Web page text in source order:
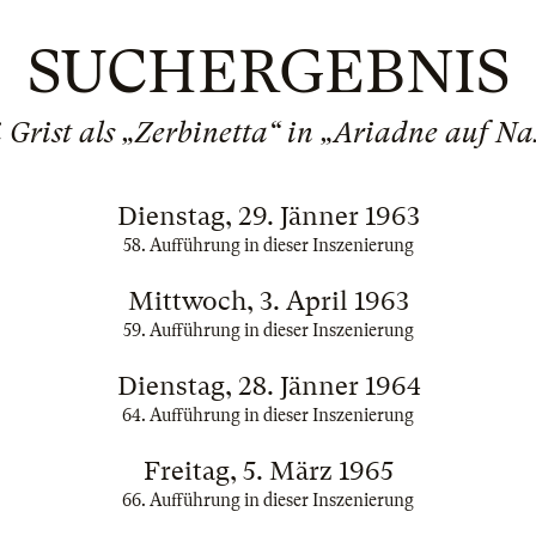
SUCHERGEBNIS
Grist als „Zerbinetta“ in „Ariadne auf
Dienstag, 29. Jänner 1963
58. Aufführung in dieser Inszenierung
Mittwoch, 3. April 1963
59. Aufführung in dieser Inszenierung
Dienstag, 28. Jänner 1964
64. Aufführung in dieser Inszenierung
Freitag, 5. März 1965
66. Aufführung in dieser Inszenierung